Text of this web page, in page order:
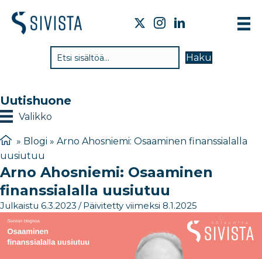
Haku
Uutishuone
Valikko
» Blogi » Arno Ahosniemi: Osaaminen finanssialalla
uusiutuu
Arno Ahosniemi: Osaaminen
finanssialalla uusiutuu
Julkaistu 6.3.2023 / Päivitetty viimeksi 8.1.2025